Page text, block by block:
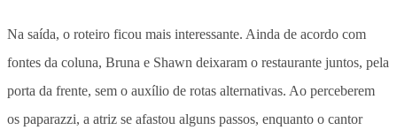
Na saída, o roteiro ficou mais interessante. Ainda de acordo com
fontes da coluna, Bruna e Shawn deixaram o restaurante juntos, pela
porta da frente, sem o auxílio de rotas alternativas. Ao perceberem
os paparazzi, a atriz se afastou alguns passos, enquanto o cantor